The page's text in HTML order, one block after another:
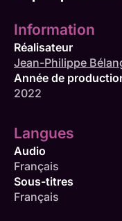
Information
Réalisateur
Jean-Philippe
Année de
2022
Langues
Audio
Français
Sous-titres
Français